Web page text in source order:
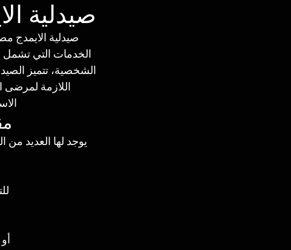
صيدلية
صيدلية الايمدج
الخدمات التي تشمل
اللازمة لمرضى